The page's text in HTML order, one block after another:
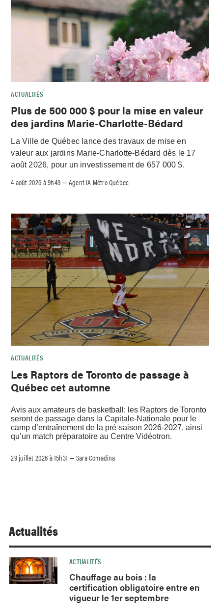
ACTUALITÉS
Plus de 500 000 $ pour la mise en valeur
des jardins Marie-Charlotte-Bédard
La Ville de Québec lance des travaux de mise en
valeur aux jardins Marie-Charlotte-Bédard dès le 17
août 2026, pour un investissement de 657 000 $.
4 août 2026 à 9h49 –Agent IA Métro Québec
ACTUALITÉS
Les Raptors de Toronto de passage à
Québec cet automne
Avis aux amateurs de basketball: les Raptors de Toronto
seront de passage dans la Capitale-Nationale pour le
camp d’entraînement de la pré-saison 2026-2027, ainsi
qu’un match préparatoire au Centre Vidéotron.
29 juillet 2026 à 15h31 –Sara Comadina
Actualités
ACTUALITÉS
Chauffage au bois : la
certification obligatoire entre en
vigueur le 1er septembre